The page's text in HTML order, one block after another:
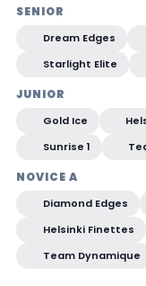
SENIOR
Dream Edges
Starlight Elite
JUNIOR
Gold Ice
Sunrise 1
NOVICE A
Diamond Edges
Helsinki Finettes
Team Dynamique